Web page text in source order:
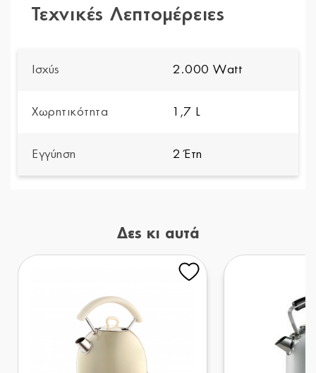
Τεχνικές Λεπτομέρειες
Ισχύς 2.000 Watt
Χωρητικότητα 1,7 L
Εγγύηση 2 Έτη
Δες κι αυτά